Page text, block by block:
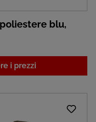
blu,
i prezzi